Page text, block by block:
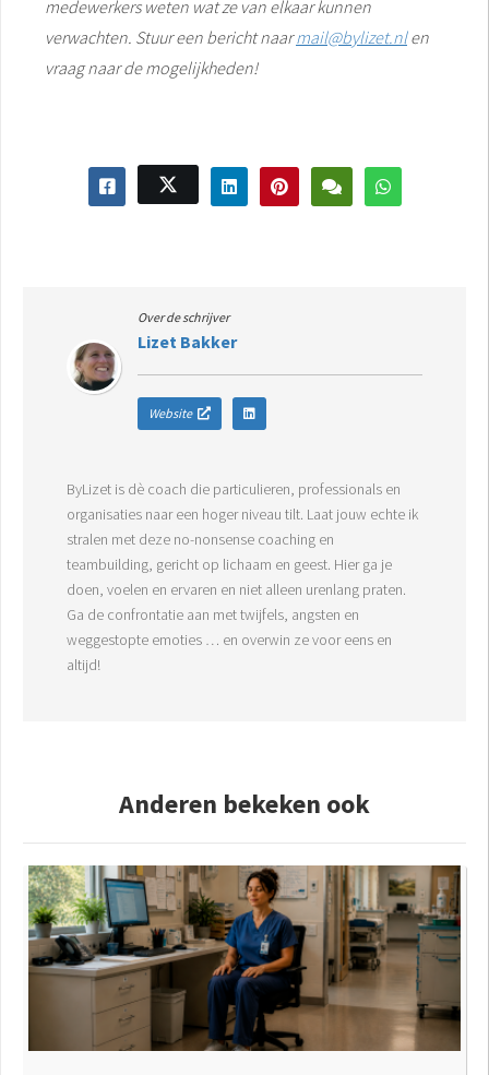
medewerkers weten wat ze van elkaar kunnen
verwachten. Stuur een bericht naarmail@bylizet.nlen
vraag naar de mogelijkheden!
Over de schrijver
Lizet Bakker
Website
ByLizet is dè coach die particulieren, professionals en
organisaties naar een hoger niveau tilt. Laat jouw echte ik
stralen met deze no-nonsense coaching en
teambuilding, gericht op lichaam en geest. Hier ga je
doen, voelen en ervaren en niet alleen urenlang praten.
Ga de confrontatie aan met twijfels, angsten en
weggestopte emoties … en overwin ze voor eens en
altijd!
Anderen bekeken ook